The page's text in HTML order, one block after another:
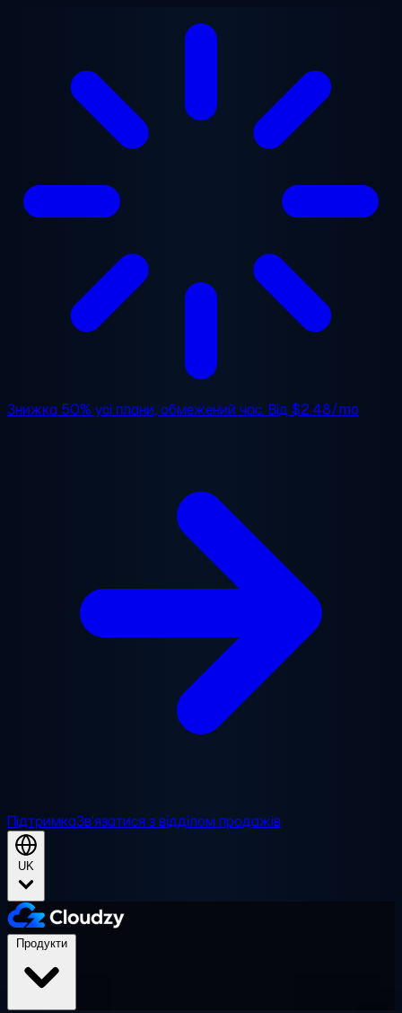
Знижка 50% усі плани, обмежений час. Від$2.48/mo
ПідтримкаЗв'язатися з відділом продажів
UK